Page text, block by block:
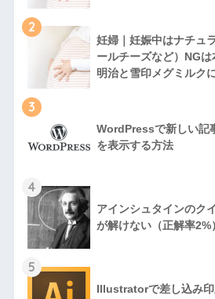
2
妊婦｜妊娠中はナチュ
ールチーズなど）NG
明治と雪印メグミルク
3
WordPressで新しい記
を表示する方法
4
アインシュタインのク
が解けない（正解率2%
5
Illustratorで差し込み